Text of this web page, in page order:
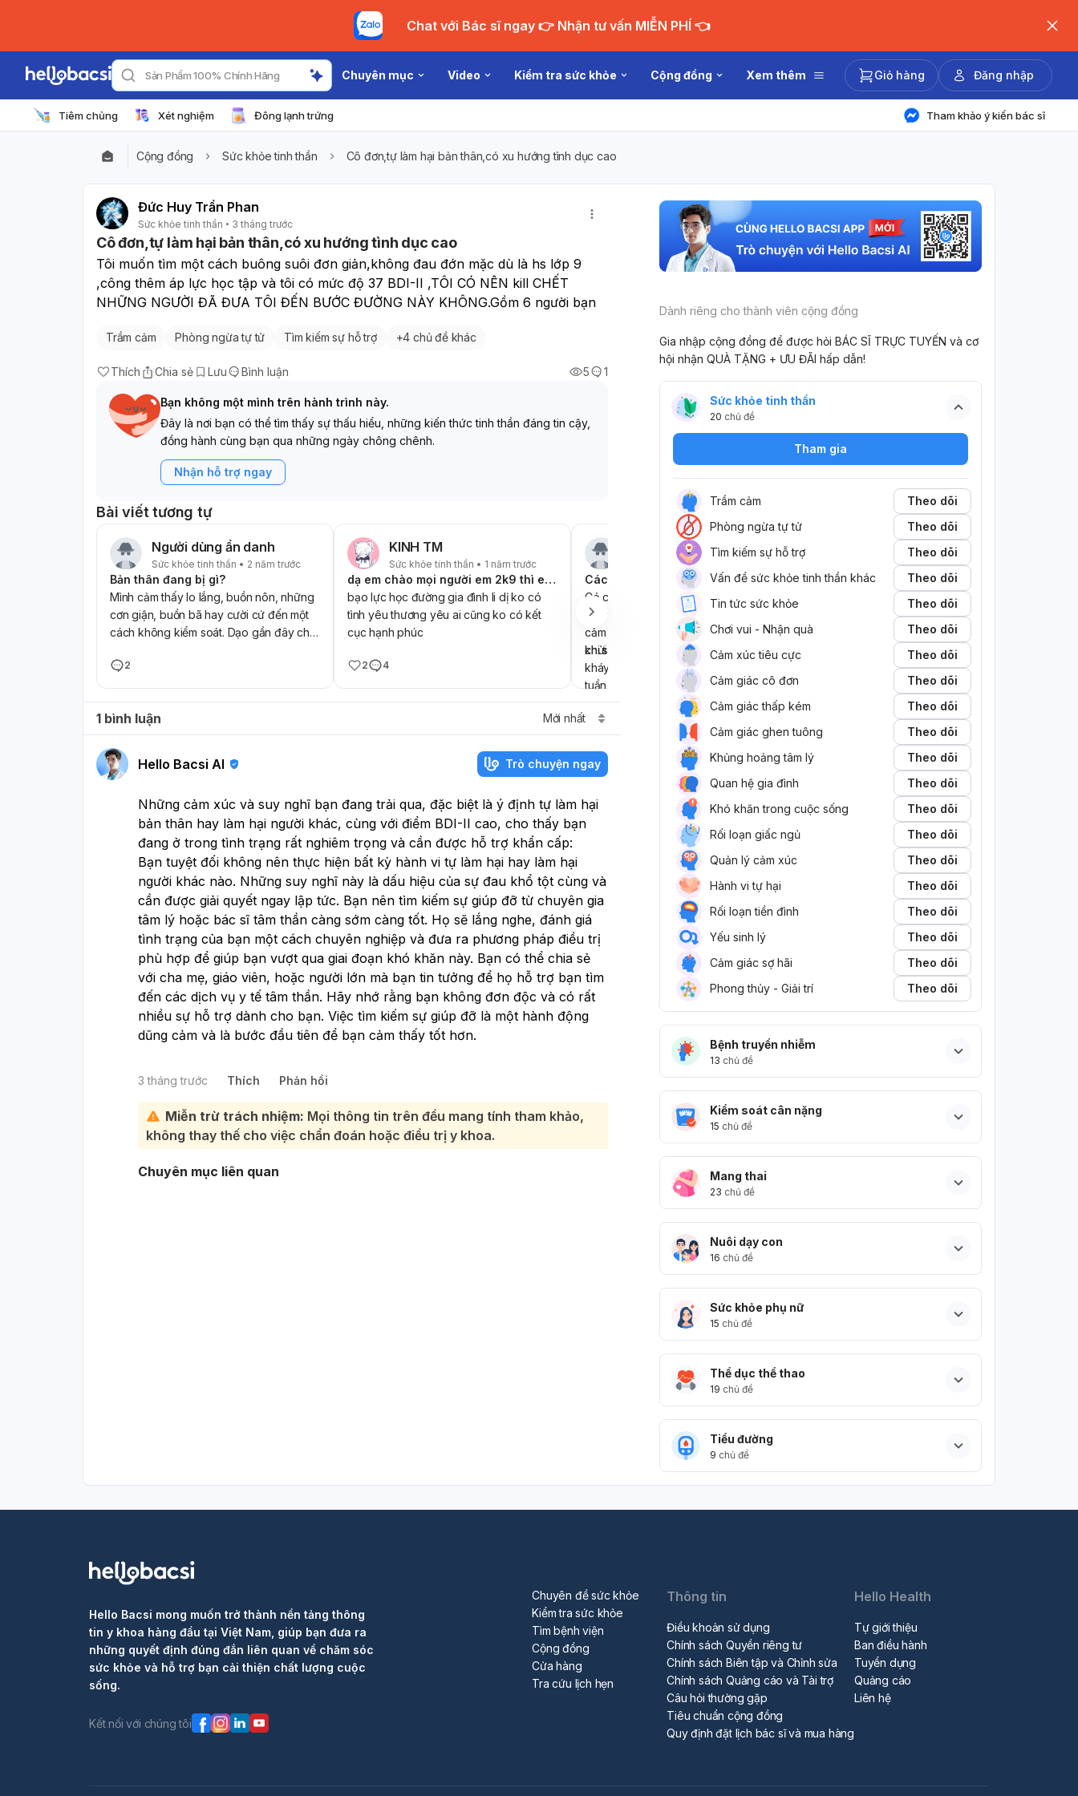
Chat với Bác sĩ ngay 👉 Nhận tư vấn MIỄN PHÍ 👈
Sản Phẩm 100% Chính Hãng Chuyên mục Video Kiểm tra sức khỏe Cộng đồng Xem thêm Giỏ hàng Đăng nhập
Tiêm chủng Xét nghiệm Đông lạnh trứng Tham khảo ý kiến bác sĩ
Cộng đồng Sức khỏe tinh thần Cô đơn,tự làm hại bản thân,có xu hướng tình dục cao
Đức Huy Trần Phan
Sức khỏe tinh thần 3 tháng trước
Cô đơn,tự làm hại bản thân,có xu hướng tình dục cao
Tôi muốn tìm một cách buông suôi đơn giản,không đau đớn mặc dù là hs lớp 9
,công thêm áp lực học tập và tôi có mức độ 37 BDI-II ,TÔI CÓ NÊN kill CHẾT
NHỮNG NGƯỜI ĐÃ ĐƯA TÔI ĐẾN BƯỚC ĐƯỜNG NÀY KHÔNG.Gồm 6 người bạn
Trầm cảm Phòng ngừa tự tử Tìm kiếm sự hỗ trợ +4 chủ đề khác
Thích Chia sẻ Lưu Bình luận 5 1
Bạn không một mình trên hành trình này.
Đây là nơi bạn có thể tìm thấy sự thấu hiểu, những kiến thức tinh thần đáng tin cậy,
đồng hành cùng bạn qua những ngày chông chênh.
Nhận hỗ trợ ngay
Bài viết tương tự
Người dùng ẩn danh
Sức khỏe tinh thần • 2 năm trước
Bản thân đang bị gì?
Mình cảm thấy lo lắng, buồn nôn, những
cơn giận, buồn bã hay cười cứ đến một
cách không kiểm soát. Dạo gần đây chỉ
đầu tiêu cực. Mình từng đụng tới sefl-
harm để giảm tiêu cực vào năm lớp 8,
hiện tại mình lớp 9 và bắt đầu mình cần
làm hại bản thân để bình tĩnh lại. Nhưng
mình cố gắng kiềm chế và nó khiến mình
buồn nôn. Mình khó ngủ mấy năm nay và
giờ càng lúc càng nặng, thường ngủ lúc
biết bản thưa bị gì và cách để đỡ stress.
2
KINH TM
Sức khỏe tinh thần • 1 năm trước
dạ em chào mọi người em 2k9 thì em áp lực học tập cuộc sống cho em hỏi chết bằng cách nào ko đâu đớn vậy ạ
bạo lực học đường gia đình li dị ko có
tình yêu thương yêu ai cũng ko có kết
cục hạnh phúc
2 4
Người dùng ẩn danh
Sức khỏe tinh thần • 1 năm trước
Cách để chết nhẹ nhàng nhất
Có cách nào mà chết cho nó không đau
không mọi người năm nay e học c3 mà
cảm giác không muốn sống nữa, bố thì
khi say sẽ đanhs đập
chửi bới, bà thì suốt ngày trách móc nói
kháy em ,mẹ thì cố gắng ép e học một
tuần e học 3buổi toán, 2 anh , 3 buổi
khoa, nhiều lúc đi học về mẹ còn chửi
em là đồ ngu sao không lo học đi,...
nhưng e vẫn kiên trì đến tận bây giờ e
thấy e nhiều lúc muốn sập đổ. Mấy hôm
e có làm trưởng nhóm để làm bài nói
tiếng anh cả nhóm đã chốt sẽ đi quay ở
pđb r mà có phụ huynh của cái bạn kia
không đồng ý vậy là vào để chửi e rồi
nói vs cô bộ môn để e bị mời lên phòng
hội đồng 😞, em buồn lắm mà em chẳng
có ai tâm sự em còn là con cả trong nhà,
em thích tính cách tomboy nhưng em
không thích con gái chẳng qua em vẫn
ủng hộ và xem những bộ truyện mình
thích, em yêu quý mọi người lắm em,
nhưng mọi người không quý em thay vào
đó là những đứa em trai của em , em mệt
rồi vậy thế nhé
2
Người dùng ẩn danh
Sức khỏe tinh thần • 1 năm trước
tâm lý
chào mọi người em là học sinh lớp 9 em
muốn tìm cách tự tử không đau chứ em
chịu kh nổi áp lực rồi
1 bình luận Mới nhất
Hello Bacsi AI Trò chuyện ngay
Những cảm xúc và suy nghĩ bạn đang trải qua, đặc biệt là ý định tự làm hại
bản thân hay làm hại người khác, cùng với điểm BDI-II cao, cho thấy bạn
đang ở trong tình trạng rất nghiêm trọng và cần được hỗ trợ khẩn cấp:
Bạn tuyệt đối không nên thực hiện bất kỳ hành vi tự làm hại hay làm hại
người khác nào. Những suy nghĩ này là dấu hiệu của sự đau khổ tột cùng và
cần được giải quyết ngay lập tức. Bạn nên tìm kiếm sự giúp đỡ từ chuyên gia
tâm lý hoặc bác sĩ tâm thần càng sớm càng tốt. Họ sẽ lắng nghe, đánh giá
tình trạng của bạn một cách chuyên nghiệp và đưa ra phương pháp điều trị
phù hợp để giúp bạn vượt qua giai đoạn khó khăn này. Bạn có thể chia sẻ
với cha mẹ, giáo viên, hoặc người lớn mà bạn tin tưởng để họ hỗ trợ bạn tìm
đến các dịch vụ y tế tâm thần. Hãy nhớ rằng bạn không đơn độc và có rất
nhiều sự hỗ trợ dành cho bạn. Việc tìm kiếm sự giúp đỡ là một hành động
dũng cảm và là bước đầu tiên để bạn cảm thấy tốt hơn.
3 tháng trước Thích Phản hồi
Miễn trừ trách nhiệm: Mọi thông tin trên đều mang tính tham khảo,
không thay thế cho việc chẩn đoán hoặc điều trị y khoa.
Chuyên mục liên quan
Dành riêng cho thành viên cộng đồng
Gia nhập cộng đồng để được hỏi BÁC SĨ TRỰC TUYẾN và cơ
hội nhận QUÀ TẶNG + ƯU ĐÃI hấp dẫn!
Sức khỏe tinh thần
20 chủ đề
Tham gia
Trầm cảm
Theo dõi
Phòng ngừa tự tử
Theo dõi
Tìm kiếm sự hỗ trợ
Theo dõi
Vấn đề sức khỏe tinh thần khác
Theo dõi
Tin tức sức khỏe
Theo dõi
Chơi vui - Nhận quà
Theo dõi
Cảm xúc tiêu cực
Theo dõi
Cảm giác cô đơn
Theo dõi
Cảm giác thấp kém
Theo dõi
Cảm giác ghen tuông
Theo dõi
Khủng hoảng tâm lý
Theo dõi
Quan hệ gia đình
Theo dõi
Khó khăn trong cuộc sống
Theo dõi
Rối loạn giấc ngủ
Theo dõi
Quản lý cảm xúc
Theo dõi
Hành vi tự hại
Theo dõi
Rối loạn tiền đình
Theo dõi
Yếu sinh lý
Theo dõi
Cảm giác sợ hãi
Theo dõi
Phong thủy - Giải trí
Theo dõi
Bệnh truyền nhiễm
13 chủ đề
Kiểm soát cân nặng
15 chủ đề
Mang thai
23 chủ đề
Nuôi dạy con
16 chủ đề
Sức khỏe phụ nữ
15 chủ đề
Thể dục thể thao
19 chủ đề
Tiểu đường
9 chủ đề
Hello Bacsi mong muốn trở thành nền tảng thông
tin y khoa hàng đầu tại Việt Nam, giúp bạn đưa ra
những quyết định đúng đắn liên quan về chăm sóc
sức khỏe và hỗ trợ bạn cải thiện chất lượng cuộc
sống.
Kết nối với chúng tôi
Chuyên đề sức khỏe
Kiểm tra sức khỏe
Tìm bệnh viện
Cộng đồng
Cửa hàng
Tra cứu lịch hẹn
Thông tin
Điều khoản sử dụng
Chính sách Quyền riêng tư
Chính sách Biên tập và Chỉnh sửa
Chính sách Quảng cáo và Tài trợ
Câu hỏi thường gặp
Tiêu chuẩn cộng đồng
Quy định đặt lịch bác sĩ và mua hàng
Hello Health
Tự giới thiệu
Ban điều hành
Tuyển dụng
Quảng cáo
Liên hệ